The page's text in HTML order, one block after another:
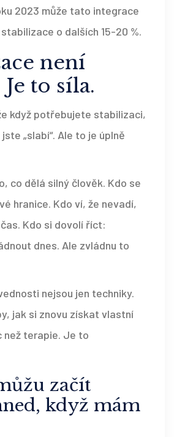
2023 může tato integrace
o dalších 15-20 %.
není
to síla.
když potřebujete stabilizaci,
„slabí“. Ale to je úplně
co dělá silný člověk. Kdo se
hranice. Kdo ví, že nevadí,
Kdo si dovolí říct:
dnes. Ale zvládnu to
nejsou jen techniky.
jak si znovu získat vlastní
než terapie. Je to
začít
když mám